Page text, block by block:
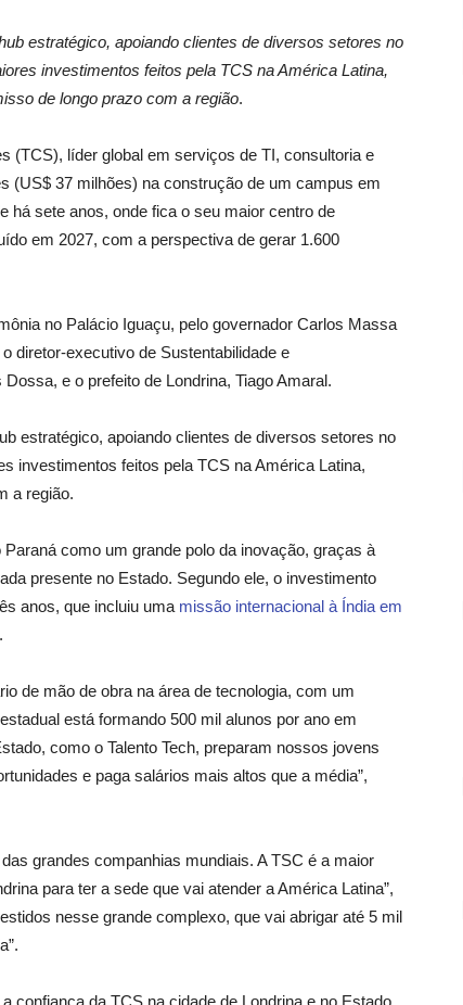
Paraná
estratégico, apoiando clientes de diversos setores no
investimentos feitos pela TCS na América Latina,
de longo prazo com a região.
(TCS), líder global em serviços de TI, consultoria e
(US$ 37 milhões) na construção de um campus em
há sete anos, onde fica o seu maior centro de
em 2027, com a perspectiva de gerar 1.600
no Palácio Iguaçu, pelo governador Carlos Massa
diretor-executivo de Sustentabilidade e
e o prefeito de Londrina, Tiago Amaral.
estratégico, apoiando clientes de diversos setores no
investimentos feitos pela TCS na América Latina,
a região.
como um grande polo da inovação, graças à
presente no Estado. Segundo ele, o investimento
anos, que incluiu uma missão internacional à Índia em
de mão de obra na área de tecnologia, com um
está formando 500 mil alunos por ano em
como o Talento Tech, preparam nossos jovens
e paga salários mais altos que a média”,
grandes companhias mundiais. A TSC é a maior
para ter a sede que vai atender a América Latina”,
nesse grande complexo, que vai abrigar até 5 mil